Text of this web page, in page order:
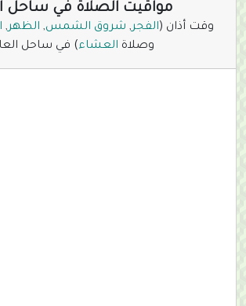
مواقيت الصلاة في ساحل
وقت أذان (الفجر, شروق الشمس, الظهر,
وصلاة العشاء) في ساحل